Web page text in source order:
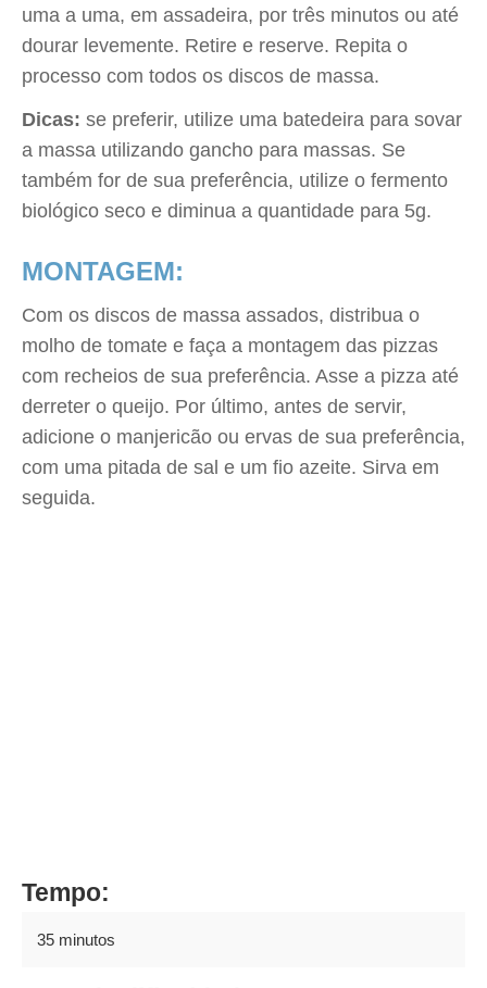
uma a uma, em assadeira, por três minutos ou até
dourar levemente. Retire e reserve. Repita o
processo com todos os discos de massa.
Dicas: se preferir, utilize uma batedeira para sovar
a massa utilizando gancho para massas. Se
também for de sua preferência, utilize o fermento
biológico seco e diminua a quantidade para 5g.
MONTAGEM:
Com os discos de massa assados, distribua o
molho de tomate e faça a montagem das pizzas
com recheios de sua preferência. Asse a pizza até
derreter o queijo. Por último, antes de servir,
adicione o manjericão ou ervas de sua preferência,
com uma pitada de sal e um fio azeite. Sirva em
seguida.
Tempo:
35 minutos